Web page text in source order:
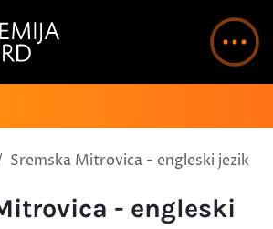
Sremska Mitrovica - engleski jezik
- engleski